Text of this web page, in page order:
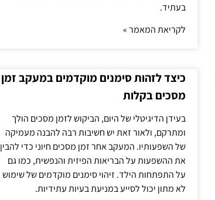
בעתיד.
לקריאת המאמר »
כיצד לזהות סימנים מוקדמים במעקב זמן
מסכים בקלות
בעידן הדיגיטלי של היום, הביקוש לזמן מסכים הולך
ומתרקם, ולאור זאת יש חשיבות רבה להבנה מעמיקה
של השפעותיו. המעקב אחר זמן מסכים חיוני כדי להבין
את ההשפעות על הבריאות הפיזית והנפשית, כמו גם
על התפתחות הילד. זיהוי סימנים מוקדמים של שימוש
לא מתון יכול לסייע במניעת בעיות עתידיות.